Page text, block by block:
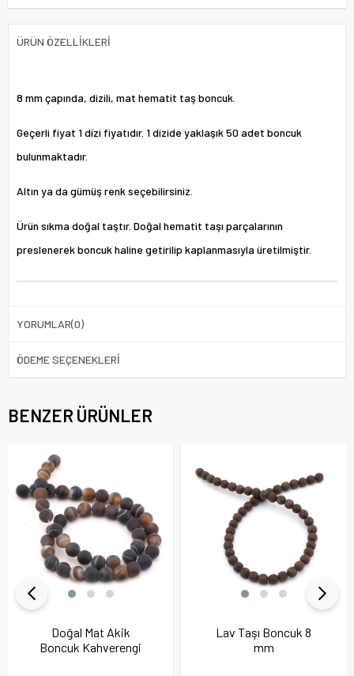
ÜRÜN ÖZELLIKLERI
8 mm çapında, dizili, mat hematit taş boncuk.
Geçerli fiyat 1 dizi fiyatıdır. 1 dizide yaklaşık 50 adet boncuk
bulunmaktadır.
Altın ya da gümüş renk seçebilirsiniz.
Ürün sıkma doğal taştır. Doğal hematit taşı parçalarının
preslenerek boncuk haline getirilip kaplanmasıyla üretilmiştir.
YORUMLAR(0)
ÖDEME SEÇENEKLERI
BENZER ÜRÜNLER
Doğal Mat Akik
Boncuk Kahverengi
Lav Taşı Boncuk 8
mm